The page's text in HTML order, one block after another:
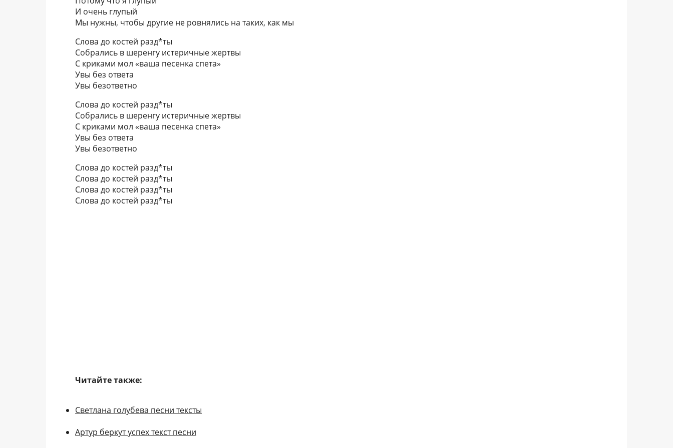
И очень глупый
Мы нужны, чтобы другие не ровнялись на таких, как мы
Слова до костей разд*ты
Собрались в шеренгу истеричные жертвы
С криками мол «ваша песенка спета»
Увы без ответа
Увы безответно
Слова до костей разд*ты
Собрались в шеренгу истеричные жертвы
С криками мол «ваша песенка спета»
Увы без ответа
Увы безответно
Слова до костей разд*ты
Слова до костей разд*ты
Слова до костей разд*ты
Слова до костей разд*ты
Читайте также:
Светлана голубева песни тексты
Артур беркут успех текст песни